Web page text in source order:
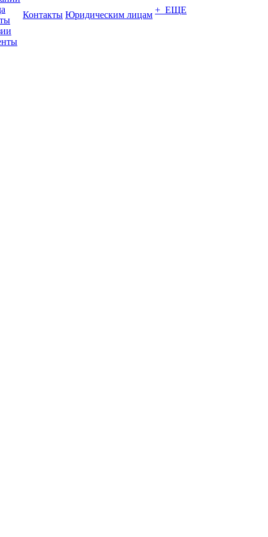
Контакты Юридическим лицам + ЕЩЕ